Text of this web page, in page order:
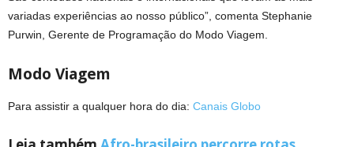
variadas experiências ao nosso público”, comenta Stephanie
Purwin, Gerente de Programação do Modo Viagem.
Modo Viagem
Para assistir a qualquer hora do dia: Canais Globo